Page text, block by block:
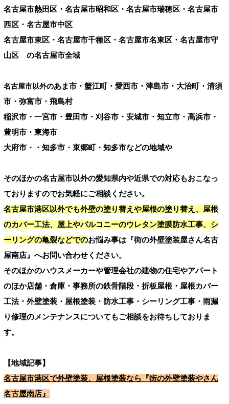
名古屋市熱田区・名古屋市昭和区・名古屋市瑞穂区・名古屋市
西区・名古屋市中区
名古屋市東区・名古屋市千種区・名古屋市名東区・名古屋市守
山区 の名古屋市全域
名古屋市以外のあま市・蟹江町・愛西市・津島市・大治町・清須
市・弥富市・飛島村
稲沢市・一宮市・豊田市・刈谷市・安城市・知立市・高浜市・
豊明市・東海市
大府市・・知多市・東郷町・知多市などの地域や
そのほかの名古屋市以外の愛知県内や近県での対応もおこなっ
ておりますのでお気軽にご相談ください。
名古屋市港区以外でも外壁の塗り替えや屋根の塗り替え、屋根
のカバー工法、屋上やバルコニーのウレタン塗膜防水工事、シ
ーリングの亀裂などでのお悩み事は『街の外壁塗装屋さん名古
屋南店』へお問い合わせください。
そのほかのハウスメーカーや管理会社の建物の住宅やアパート
のほか店舗・倉庫・事務所の鉄骨階段・折板屋根・屋根カバー
工法・外壁塗装・屋根塗装・防水工事・シーリング工事・雨漏
り修理のメンテナンスについてもご相談をお待ちしておりま
す。
【地域記事】
名古屋市港区で外壁塗装、屋根塗装なら『街の外壁塗装やさん
名古屋南店』